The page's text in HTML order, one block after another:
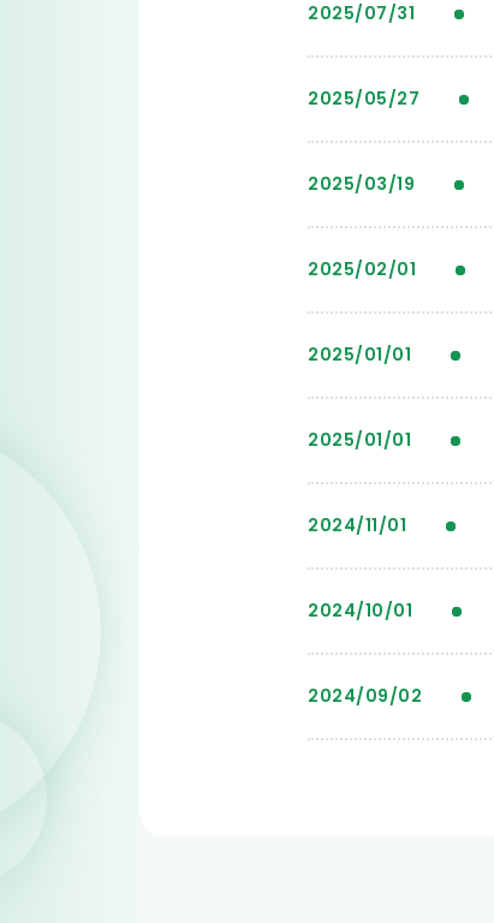
2025/07/31
2025/05/27
2025/03/19
2025/02/01
2025/01/01
2025/01/01
2024/11/01
2024/10/01
2024/09/02